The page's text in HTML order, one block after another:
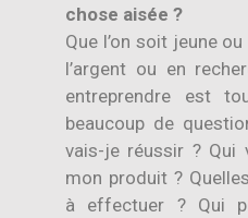
chose aisée ?
Que l’on soit jeune
l’argent ou en
entreprendre est
beaucoup de
vais-je réussir ? Qui
mon produit ?
à effectuer ? Qui